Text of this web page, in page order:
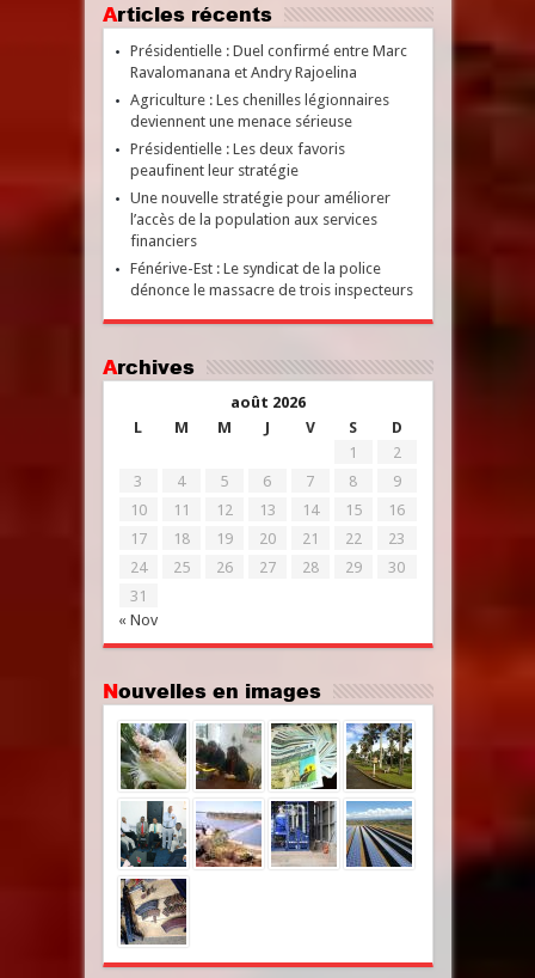
Articles récents
Présidentielle : Duel confirmé entre Marc
Ravalomanana et Andry Rajoelina
Agriculture : Les chenilles légionnaires
deviennent une menace sérieuse
Présidentielle : Les deux favoris
peaufinent leur stratégie
Une nouvelle stratégie pour améliorer
l’accès de la population aux services
financiers
Fénérive-Est : Le syndicat de la police
dénonce le massacre de trois inspecteurs
Archives
août 2026
L
M M J V S D
« Nov
1
2
3
4 5 6 7 8
9
10
11 12 13 14 15
16
17
18 19 20 21 22
23
24
25 26 27 28 29
30
31
Nouvelles en images